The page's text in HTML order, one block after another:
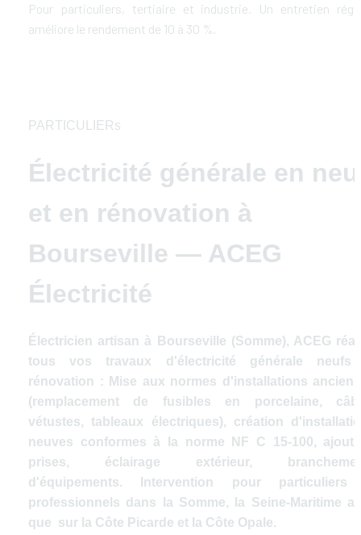
Pour particuliers, tertiaire et industrie. Un entretien
améliore le rendement de 10 à 30 %.
PARTICULIERs
Électricité générale en
et en rénovation à
Bourseville — ACEG
Électricité
Électricien artisan à Bourseville (Somme), ACEG
tous vos travaux d'électricité générale neufs
rénovation : Mise aux normes d'installations
(remplacement de fusibles en porcelaine,
vétustes, tableaux électriques), création
neuves conformes à la norme NF C 15-100, ajout
prises, éclairage extérieur,
d'équipements. Intervention pour particuliers
professionnels dans la Somme, la Seine-Maritime
que  sur la Côte Picarde et la Côte Opale.